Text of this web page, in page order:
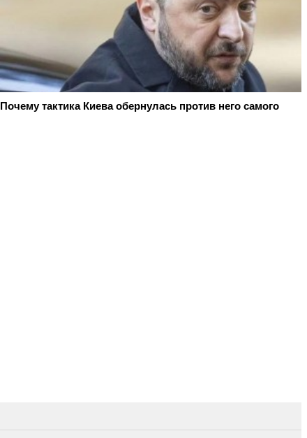
Почему тактика Киева обернулась против него самого